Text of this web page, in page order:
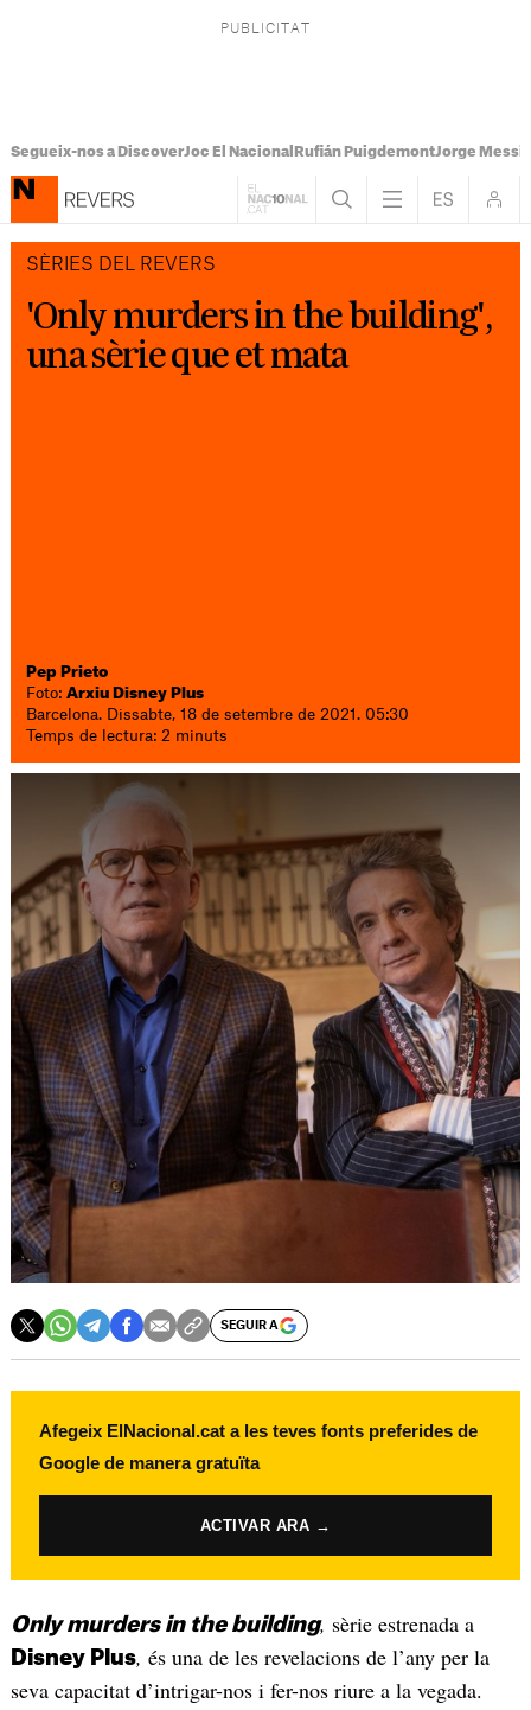
Segueix-nos a DiscoverJoc El Nacional Rufián PuigdemontJorge Messi
SÈRIES DEL REVERS
'Only murders in the building',
una sèrie que et mata
Pep Prieto
Foto:Arxiu Disney Plus
Barcelona. Dissabte, 18 de setembre de 2021. 05:30
Temps de lectura: 2 minuts
SEGUIR A
Afegeix ElNacional.cat a les teves fonts preferides de
Google de manera gratuïta
ACTIVAR ARA →
Only murders in the building, sèrie estrenada a
Disney Plus, és una de les revelacions de l’any per la
seva capacitat d’intrigar-nos i fer-nos riure a la vegada.